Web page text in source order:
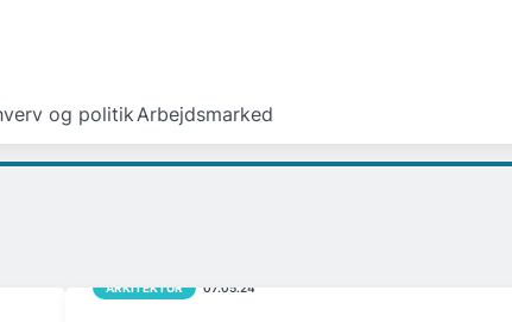
og politikArbejdsmarked
ARKITEKTUR 07.05.24